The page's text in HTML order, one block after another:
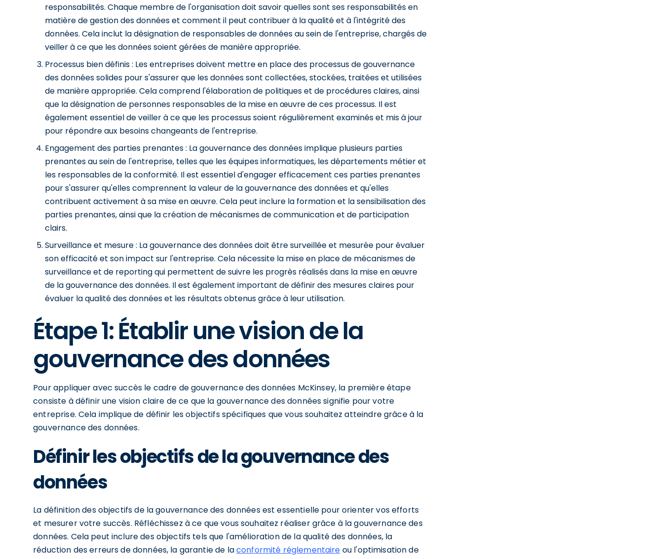
responsabilités. Chaque membre de l'organisation doit savoir quelles sont ses responsabilités en
matière de gestion des données et comment il peut contribuer à la qualité et à l'intégrité des
données. Cela inclut la désignation de responsables de données au sein de l'entreprise, chargés de
veiller à ce que les données soient gérées de manière appropriée.
Processus bien définis : Les entreprises doivent mettre en place des processus de gouvernance
des données solides pour s'assurer que les données sont collectées, stockées, traitées et utilisées
de manière appropriée. Cela comprend l'élaboration de politiques et de procédures claires, ainsi
que la désignation de personnes responsables de la mise en œuvre de ces processus. Il est
également essentiel de veiller à ce que les processus soient régulièrement examinés et mis à jour
pour répondre aux besoins changeants de l'entreprise.
Engagement des parties prenantes : La gouvernance des données implique plusieurs parties
prenantes au sein de l'entreprise, telles que les équipes informatiques, les départements métier et
les responsables de la conformité. Il est essentiel d'engager efficacement ces parties prenantes
pour s'assurer qu'elles comprennent la valeur de la gouvernance des données et qu'elles
contribuent activement à sa mise en œuvre. Cela peut inclure la formation et la sensibilisation des
parties prenantes, ainsi que la création de mécanismes de communication et de participation
clairs.
Surveillance et mesure : La gouvernance des données doit être surveillée et mesurée pour évaluer
son efficacité et son impact sur l'entreprise. Cela nécessite la mise en place de mécanismes de
surveillance et de reporting qui permettent de suivre les progrès réalisés dans la mise en œuvre
de la gouvernance des données. Il est également important de définir des mesures claires pour
évaluer la qualité des données et les résultats obtenus grâce à leur utilisation.
Étape 1: Établir une vision de la
gouvernance des données
Pour appliquer avec succès le cadre de gouvernance des données McKinsey, la première étape
consiste à définir une vision claire de ce que la gouvernance des données signifie pour votre
entreprise. Cela implique de définir les objectifs spécifiques que vous souhaitez atteindre grâce à la
gouvernance des données.
Définir les objectifs de la gouvernance des
données
La définition des objectifs de la gouvernance des données est essentielle pour orienter vos efforts
et mesurer votre succès. Réfléchissez à ce que vous souhaitez réaliser grâce à la gouvernance des
données. Cela peut inclure des objectifs tels que l'amélioration de la qualité des données, la
réduction des erreurs de données, la garantie de laconformité réglementaire ou l'optimisation de